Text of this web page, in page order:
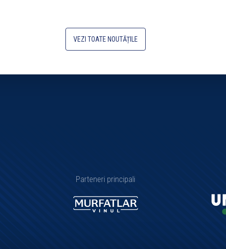
VEZI TOATE NOUTĂȚILE
Parteneri principali